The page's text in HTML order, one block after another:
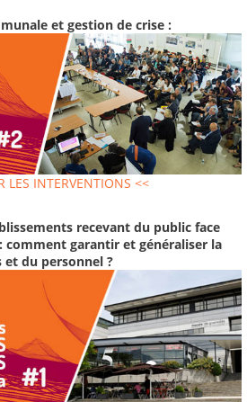
et gestion de crise :
LES INTERVENTIONS <<
recevant du public face
comment garantir et généraliser la
et du personnel ?